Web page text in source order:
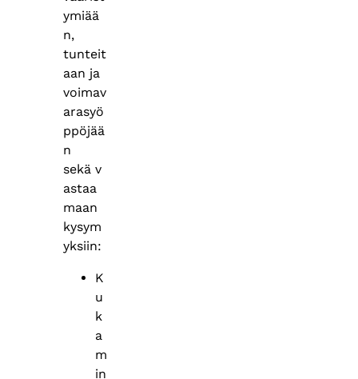
ymiää
n,
tunteit
aan ja
voimav
arasyö
ppöjää
n
sekä v
astaa
maan
kysym
yksiin:
K
u
k
a
m
in